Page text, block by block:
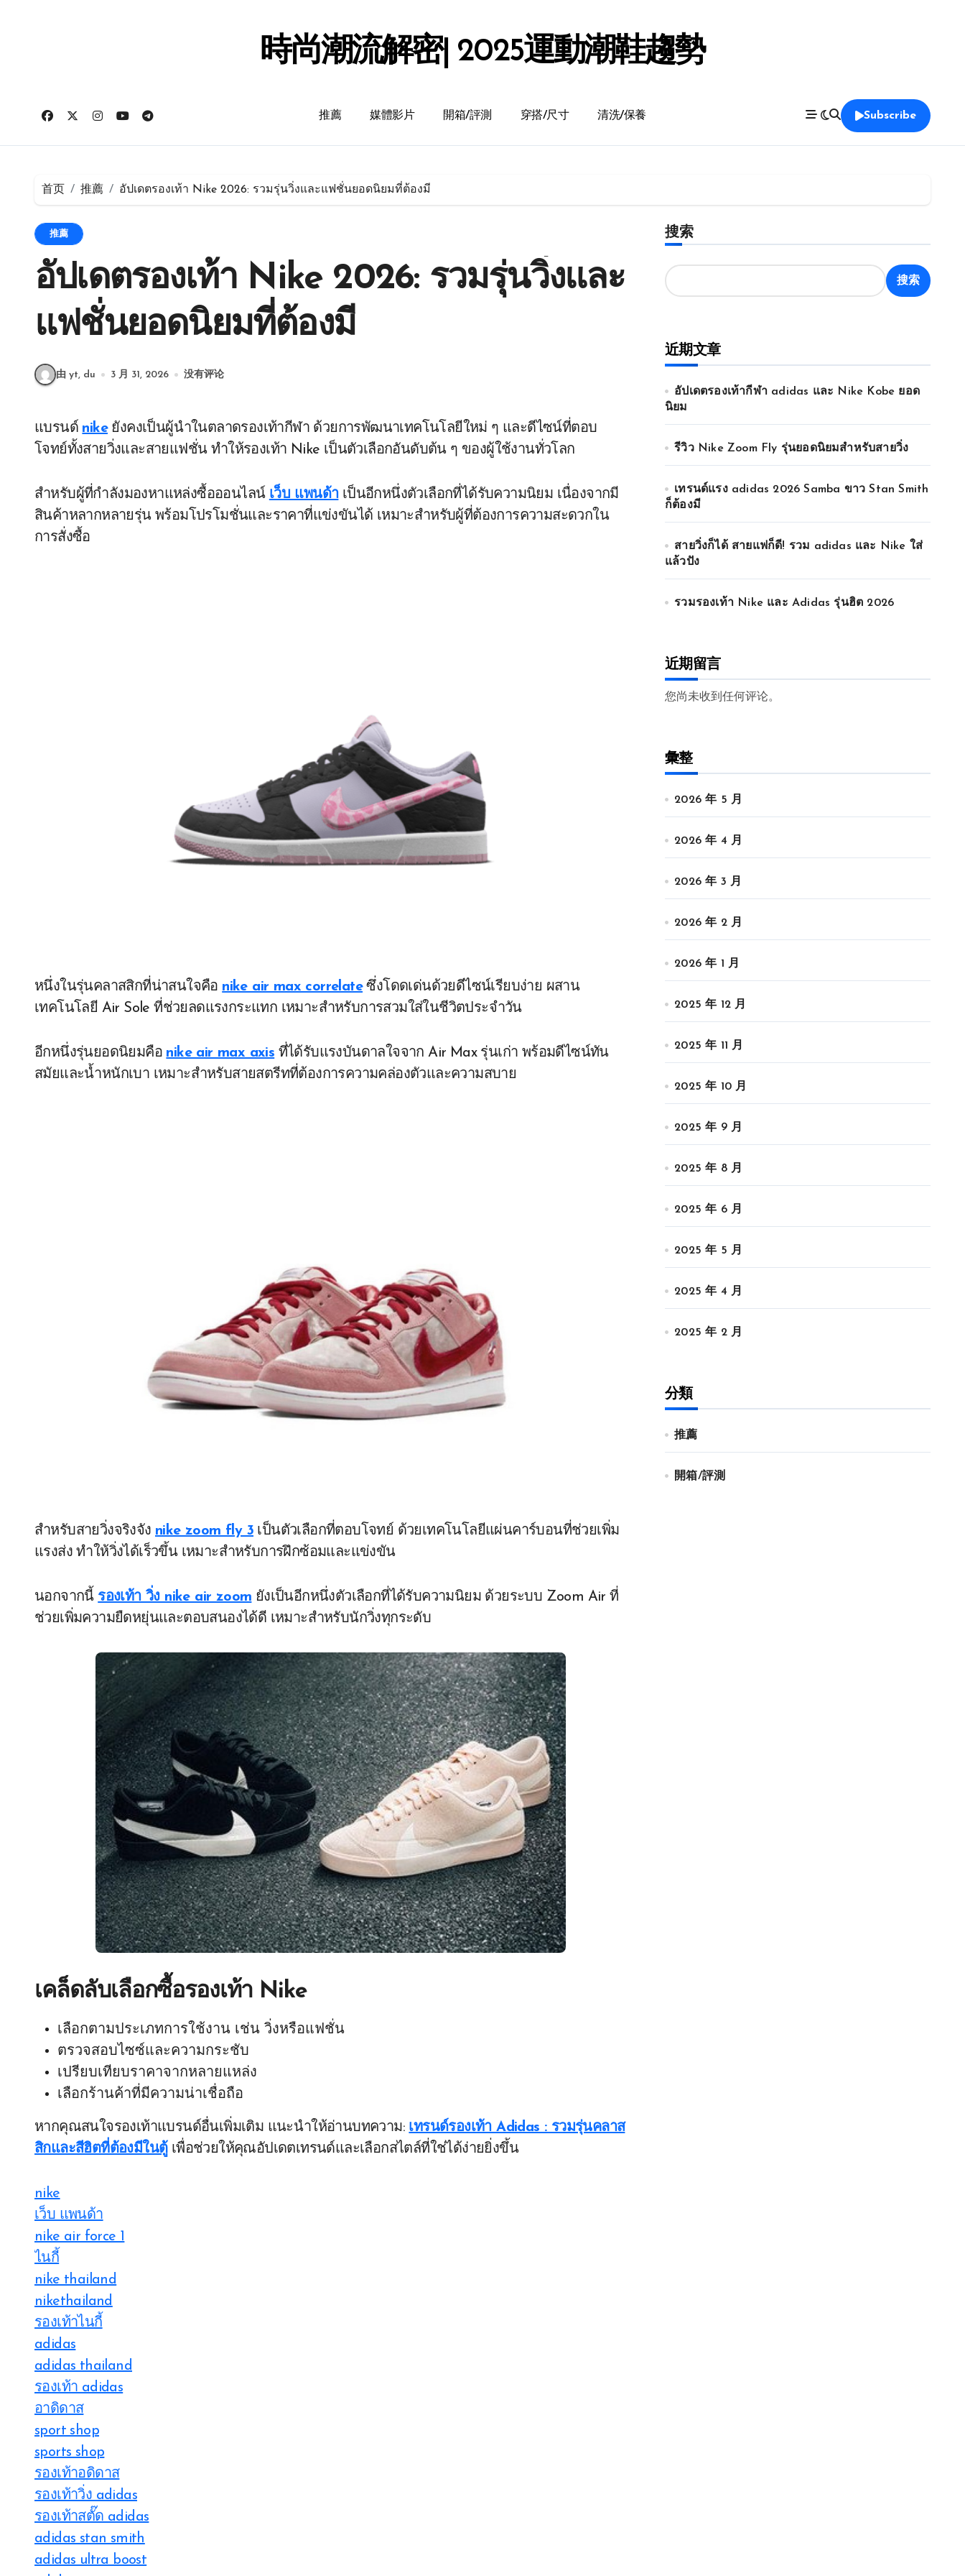
時尚潮流解密| 2025運動潮鞋趨勢
推薦 媒體影片 開箱/評測 穿搭/尺寸 清洗/保養 Subscribe
首页 推薦 อัปเดตรองเท้า Nike 2026: รวมรุ่นวิ่งและแฟชั่นยอดนิยมที่ต้องมี
推薦
อัปเดตรองเท้า Nike 2026: รวมรุ่นวิ่งและ
แฟชั่นยอดนิยมที่ต้องมี
由 yt, du 3 月 31, 2026 没有评论
แบรนด์ nikeยังคงเป็นผู้นำในตลาดรองเท้ากีฬา ด้วยการพัฒนาเทคโนโลยีใหม่ ๆ และดีไซน์ที่ตอบ
โจทย์ทั้งสายวิ่งและสายแฟชั่น ทำให้รองเท้า Nike เป็นตัวเลือกอันดับต้น ๆ ของผู้ใช้งานทั่วโลก
สำหรับผู้ที่กำลังมองหาแหล่งซื้อออนไลน์ เว็บ แพนด้าเป็นอีกหนึ่งตัวเลือกที่ได้รับความนิยม เนื่องจากมี
สินค้าหลากหลายรุ่น พร้อมโปรโมชั่นและราคาที่แข่งขันได้ เหมาะสำหรับผู้ที่ต้องการความสะดวกใน
การสั่งซื้อ
หนึ่งในรุ่นคลาสสิกที่น่าสนใจคือ nike air max correlateซึ่งโดดเด่นด้วยดีไซน์เรียบง่าย ผสาน
เทคโนโลยี Air Sole ที่ช่วยลดแรงกระแทก เหมาะสำหรับการสวมใส่ในชีวิตประจำวัน
อีกหนึ่งรุ่นยอดนิยมคือ nike air max axis ที่ได้รับแรงบันดาลใจจาก Air Max รุ่นเก่า พร้อมดีไซน์ทัน
สมัยและน้ำหนักเบา เหมาะสำหรับสายสตรีทที่ต้องการความคล่องตัวและความสบาย
สำหรับสายวิ่งจริงจัง nike zoom fly 3 เป็นตัวเลือกที่ตอบโจทย์ ด้วยเทคโนโลยีแผ่นคาร์บอนที่ช่วยเพิ่ม
แรงส่ง ทำให้วิ่งได้เร็วขึ้น เหมาะสำหรับการฝึกซ้อมและแข่งขัน
นอกจากนี้ รองเท้า วิ่ง nike air zoom ยังเป็นอีกหนึ่งตัวเลือกที่ได้รับความนิยม ด้วยระบบ Zoom Air ที่
ช่วยเพิ่มความยืดหยุ่นและตอบสนองได้ดี เหมาะสำหรับนักวิ่งทุกระดับ
เคล็ดลับเลือกซื้อรองเท้า Nike
เลือกตามประเภทการใช้งาน เช่น วิ่งหรือแฟชั่น
ตรวจสอบไซซ์และความกระชับ
เปรียบเทียบราคาจากหลายแหล่ง
เลือกร้านค้าที่มีความน่าเชื่อถือ
หากคุณสนใจรองเท้าแบรนด์อื่นเพิ่มเติม แนะนำให้อ่านบทความ: เทรนด์รองเท้า Adidas : รวมรุ่นคลาส
สิกและสีฮิตที่ต้องมีในตู้เพื่อช่วยให้คุณอัปเดตเทรนด์และเลือกสไตล์ที่ใช่ได้ง่ายยิ่งขึ้น
nike
เว็บ แพนด้า
nike air force 1
ไนกี้
nike thailand
nikethailand
รองเท้าไนกี้
adidas
adidas thailand
รองเท้า adidas
อาดิดาส
sport shop
sports shop
รองเท้าอดิดาส
รองเท้าวิ่ง adidas
รองเท้าสตั๊ด adidas
adidas stan smith
adidas ultra boost
搜索
搜索
近期文章
อัปเดตรองเท้ากีฬา adidas และ Nike Kobe ยอด
นิยม
รีวิว Nike Zoom Fly รุ่นยอดนิยมสำหรับสายวิ่ง
เทรนด์แรง adidas 2026 Samba ขาว Stan Smith
ก็ต้องมี
สายวิ่งก็ได้ สายแฟก็ดี! รวม adidas และ Nike ใส่
แล้วปัง
รวมรองเท้า Nike และ Adidas รุ่นฮิต 2026
近期留言
您尚未收到任何评论。
彙整
2026 年 5 月
2026 年 4 月
2026 年 3 月
2026 年 2 月
2026 年 1 月
2025 年 12 月
2025 年 11 月
2025 年 10 月
2025 年 9 月
2025 年 8 月
2025 年 6 月
2025 年 5 月
2025 年 4 月
2025 年 2 月
分類
推薦
開箱/評測